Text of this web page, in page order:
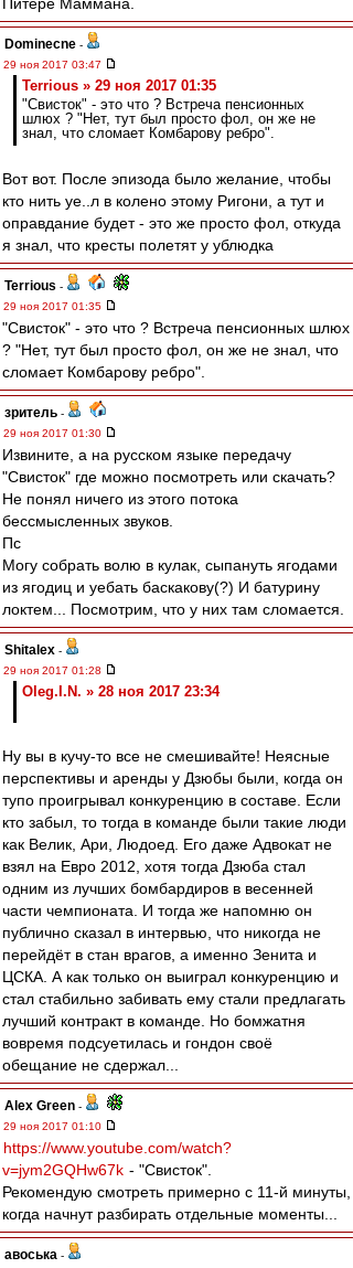
Dominecne -
29 ноя 2017 03:47
Terrious » 29 ноя 2017 01:35
"Свисток" - это что ? Встреча пенсионных
шлюх ? "Нет, тут был просто фол, он же не
знал, что сломает Комбарову ребро".
Вот вот. После эпизода было желание, чтобы
кто нить уе..л в колено этому Ригони, а тут и
оправдание будет - это же просто фол, откуда
я знал, что кресты полетят у ублюдка
Terrious -
29 ноя 2017 01:35
"Свисток" - это что ? Встреча пенсионных шлюх
? "Нет, тут был просто фол, он же не знал, что
сломает Комбарову ребро".
зpитель -
29 ноя 2017 01:30
Извините, а на русском языке передачу
"Свисток" где можно посмотреть или скачать?
Не понял ничего из этого потока
бессмысленных звуков.
Пс
Могу собрать волю в кулак, сыпануть ягодами
из ягодиц и уебать баскакову(?) И батурину
локтем... Посмотрим, что у них там сломается.
Shitalex -
29 ноя 2017 01:28
Oleg.I.N. » 28 ноя 2017 23:34
Ну вы в кучу-то все не смешивайте! Неясные
перспективы и аренды у Дзюбы были, когда он
тупо проигрывал конкуренцию в составе. Если
кто забыл, то тогда в команде были такие люди
как Велик, Ари, Людоед. Его даже Адвокат не
взял на Евро 2012, хотя тогда Дзюба стал
одним из лучших бомбардиров в весенней
части чемпионата. И тогда же напомню он
публично сказал в интервью, что никогда не
перейдёт в стан врагов, а именно Зенита и
ЦСКА. А как только он выиграл конкуренцию и
стал стабильно забивать ему стали предлагать
лучший контракт в команде. Но бомжатня
вовремя подсуетилась и гондон своё
обещание не сдержал...
Alex Green -
29 ноя 2017 01:10
https://www.youtube.com/watch?
v=jym2GQHw67k - "Свисток".
Рекомендую смотреть примерно с 11-й минуты,
когда начнут разбирать отдельные моменты...
авоська -